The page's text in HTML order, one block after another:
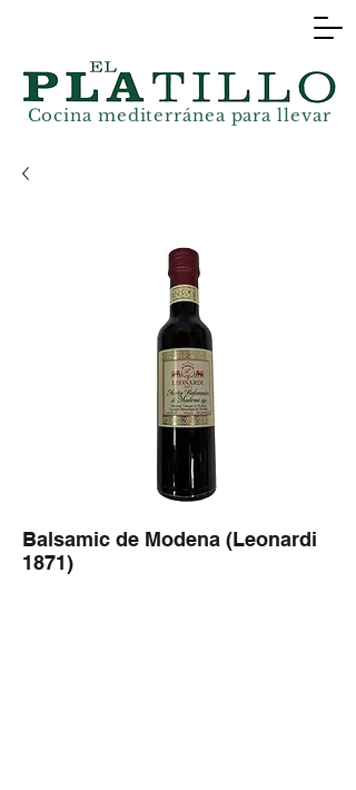
Cocina mediterráneapara llevar
Balsamic de Modena (Leonardi
1871)